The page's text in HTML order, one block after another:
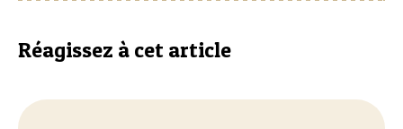
Réagissez à cet article